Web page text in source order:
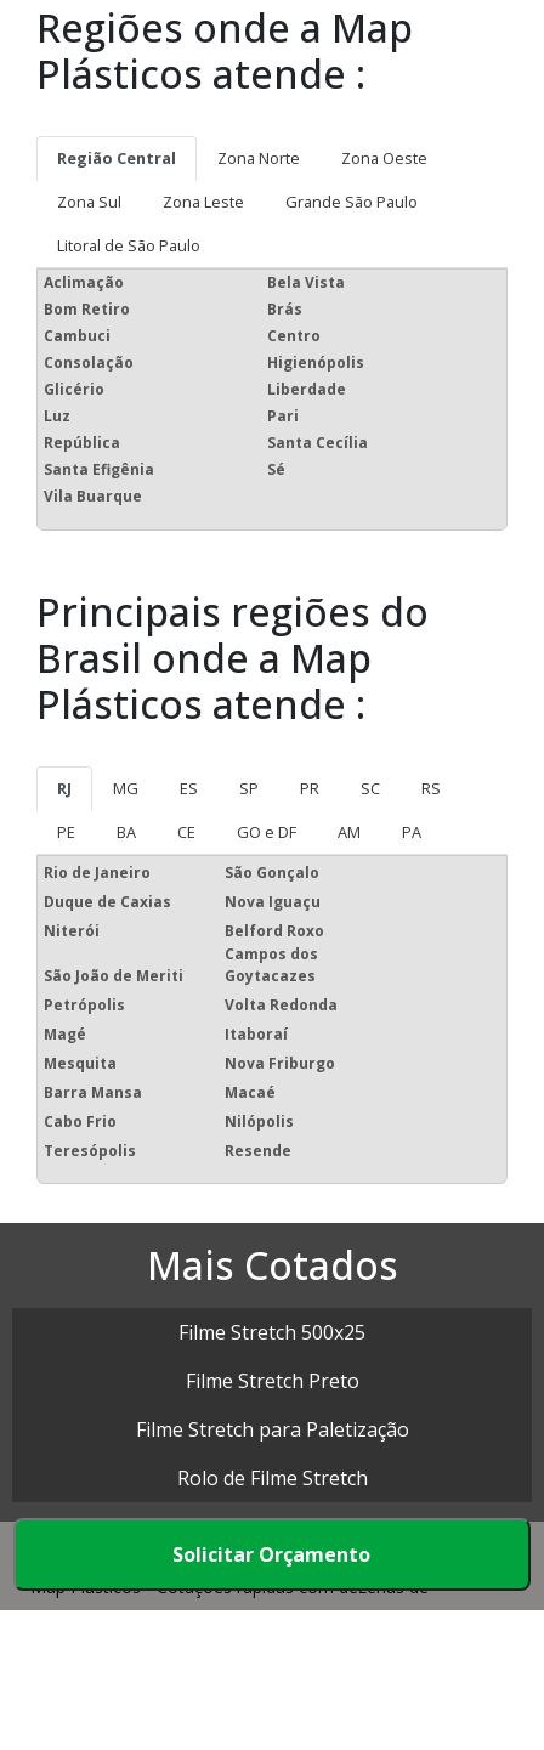
Solicitar Orçamento
Regiões onde a Map
Plásticos atende :
Região Central Zona Norte
Zona Oeste
Zona Sul
Zona Leste
Grande São Paulo
Litoral de São Paulo
Aclimação
Bela Vista
Bom Retiro
Brás
Cambuci
Centro
Consolação
Higienópolis
Glicério
Liberdade
Luz
Pari
República
Santa Cecília
Santa Efigênia
Sé
Vila Buarque
Principais regiões do
Brasil onde a Map
Plásticos atende :
RJ MG ES SP PR SC
RS
PE
BA CE GO e DF AM PA
Rio de Janeiro
São Gonçalo
Duque de Caxias
Nova Iguaçu
Niterói
Belford Roxo
São João de Meriti
Campos dos
Goytacazes
Petrópolis
Volta Redonda
Magé
Itaboraí
Mesquita
Nova Friburgo
Barra Mansa
Macaé
Cabo Frio
Nilópolis
Teresópolis
Resende
Mais Cotados
Filme Stretch 500x25
Filme Stretch Preto
Filme Stretch para Paletização
Rolo de Filme Stretch
Map Plásticos - Cotações rápidas com dezenas de